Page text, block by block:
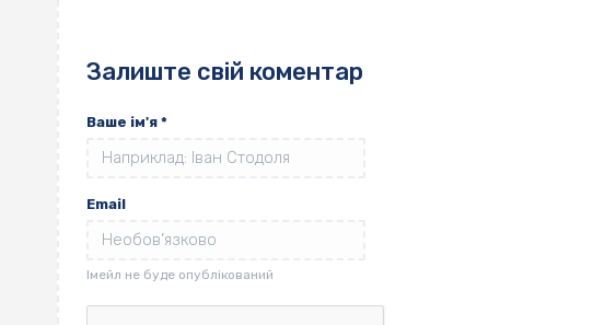
Залиште свій коментар
Ваше ім'я *
Email